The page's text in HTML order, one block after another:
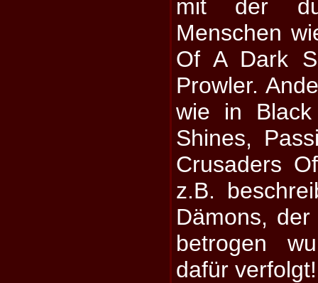
mit der
Menschen
Of A Dark
Prowler.
wie in
Shines,
Crusaders
z.B.
Dämons,
betrogen
dafür